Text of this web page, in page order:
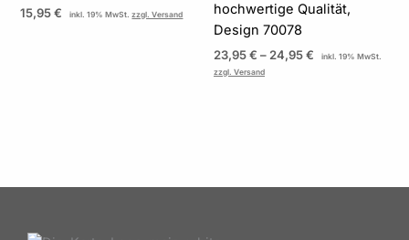
15,95€ inkl. 19% MwSt.zzgl. Versand
hochwertige Qualität,
Design 70078
23,95€ – 24,95€
inkl. 19% MwSt.
zzgl. Versand